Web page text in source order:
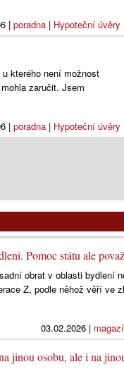
| poradna| Hypoteční úvěry
kterého není možnost
zaručit. Jsem
| poradna| Hypoteční úvěry
Pomoc státu ale
obrat v oblasti bydlení
Z, podle něhož věří ve
03.02.2026|
jinou osobu, ale i na